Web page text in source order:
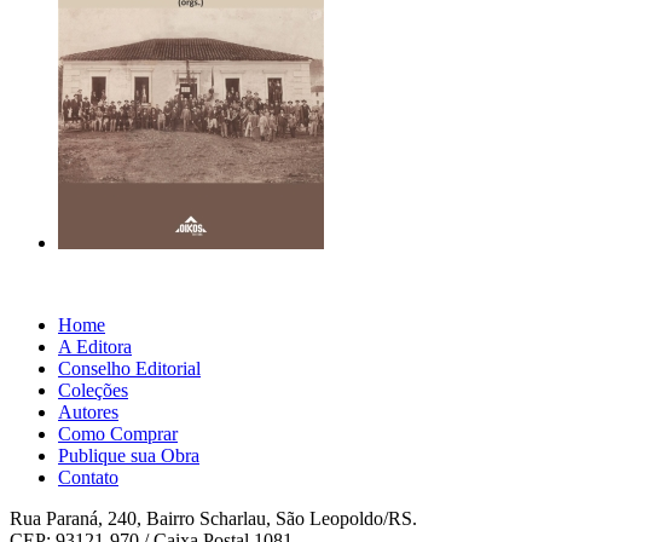
Home
A Editora
Conselho Editorial
Coleções
Autores
Como Comprar
Publique sua Obra
Contato
Rua Paraná, 240, Bairro Scharlau, São Leopoldo/RS.